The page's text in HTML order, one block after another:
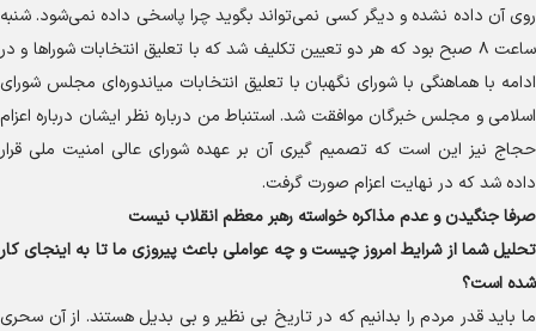
روی آن داده نشده و دیگر کسی نمی‌تواند بگوید چرا پاسخی داده نمی‌شود. شنبه
ساعت ۸ صبح بود که هر دو تعیین تکلیف شد که با تعلیق انتخابات شورا‌ها و در
ادامه با هماهنگی با شورای نگهبان با تعلیق انتخابات میاندوره‌ای مجلس شورای
اسلامی و مجلس خبرگان موافقت شد. استنباط من درباره نظر ایشان درباره اعزام
حجاج نیز این است که تصمیم گیری آن بر عهده شورای عالی امنیت ملی قرار
داده شد که در نهایت اعزام صورت گرفت.
صرفا جنگیدن و عدم مذاکره خواسته رهبر معظم انقلاب نیست
تحلیل شما از شرایط امروز چیست و چه عواملی باعث پیروزی ما تا به اینجای کار
شده است؟
ما باید قدر مردم را بدانیم که در تاریخ بی نظیر و بی بدیل هستند. از آن سحری